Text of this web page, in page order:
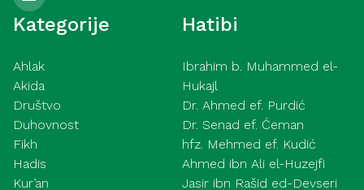
Kategorije
Ahlak
Akida
Društvo
Duhovnost
Fikh
Hadis
Kur’an
Hatibi
Ibrahim b. Muhammed el-
Hukajl
Dr. Ahmed ef. Purdić
Dr. Senad ef. Ćeman
hfz. Mehmed ef. Kudić
Ahmed ibn Ali el-Huzejfi
Jasir ibn Rašid ed-Devseri